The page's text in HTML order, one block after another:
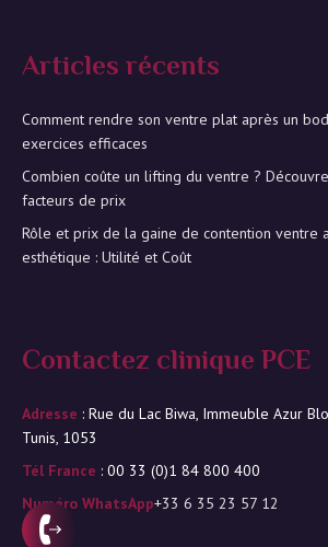
Articles récents
Comment rendre son ventre plat après un
exercices efficaces
Combien coûte un lifting du ventre ?
facteurs de prix
Rôle et prix de la gaine de contention ventre
esthétique : Utilité et Coût
Contactez clinique PCE
Adresse : Rue du Lac Biwa, Immeuble Azur
Tunis, 1053
Tél France : 00 33 (0)1 84 800 400
Numéro WhatsApp+33 6 35 23 57 12